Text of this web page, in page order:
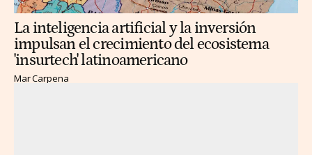
La inteligencia artificial y la inversión
impulsan el crecimiento del ecosistema
'insurtech' latinoamericano
Mar Carpena